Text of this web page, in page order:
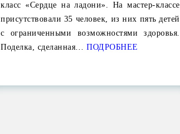
класс «Сердце на ладони». На мастер-классе
присутствовали 35 человек, из них пять детей
с ограниченными возможностями здоровья.
Поделка, сделанная… ПОДРОБНЕЕ